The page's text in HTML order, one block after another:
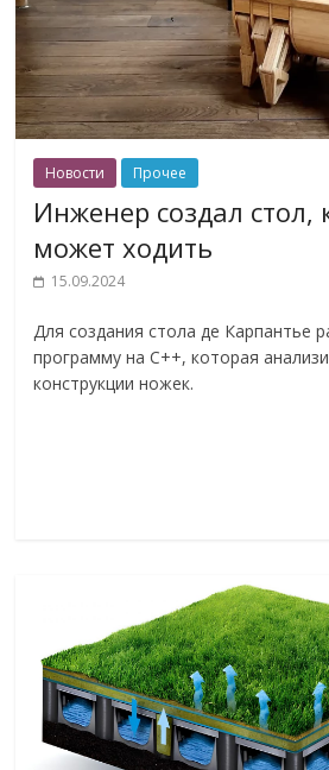
Новости Прочее
Инженер создал стол,
может ходить
15.09.2024
Для создания стола де Карпантье
программу на C++, которая
конструкции ножек.